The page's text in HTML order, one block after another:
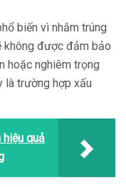
biến vì nhắm trúng
không được đảm bảo
hoặc nghiêm trọng
là trường hợp xấu
hiệu quả